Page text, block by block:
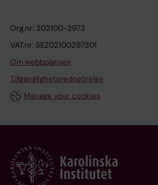
Org.nr: 202100-2973
VAT.nr: SE202100297301
Om webbplatsen
Tillgänglighetsredogörelse
Manage your cookies